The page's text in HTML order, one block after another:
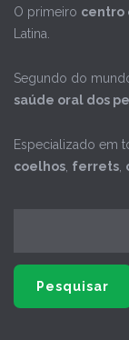
O primeiro centro
Latina.
Segundo do
saúde oral dos
Especializado em
coelhos ferrets